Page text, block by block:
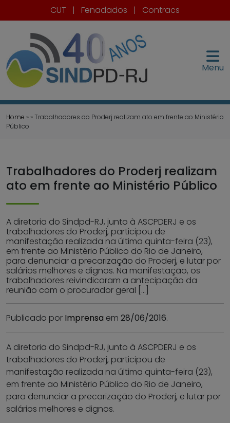
CUT | Fenadados | Contracs
Menu
Home » » Trabalhadores do Proderj realizam ato em frente ao Ministério
Público
Trabalhadores do Proderj realizam
ato em frente ao Ministério Público
A diretoria do Sindpd-RJ, junto à ASCPDERJ e os
trabalhadores do Proderj, participou de
manifestação realizada na última quinta-feira (23),
em frente ao Ministério Público do Rio de Janeiro,
para denunciar a precarização do Proderj, e lutar por
salários melhores e dignos. Na manifestação, os
trabalhadores reivindicaram a antecipação da
reunião com o procurador geral […]
Publicado por Imprensa em 28/06/2016.
A diretoria do Sindpd-RJ, junto à ASCPDERJ e os
trabalhadores do Proderj, participou de
manifestação realizada na última quinta-feira (23),
em frente ao Ministério Público do Rio de Janeiro,
para denunciar a precarização do Proderj, e lutar por
salários melhores e dignos.